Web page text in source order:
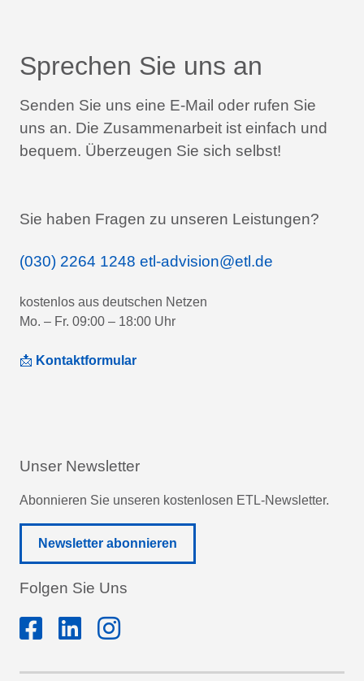
Sprechen Sie uns an
Senden Sie uns eine E-Mail oder rufen Sie
uns an. Die Zusammenarbeit ist einfach und
bequem. Überzeugen Sie sich selbst!
Sie haben Fragen zu unseren Leistungen?
(030) 2264 1248 etl-advision@etl.de
kostenlos aus deutschen Netzen
Mo. – Fr. 09:00 – 18:00 Uhr
📩 Kontaktformular
Unser Newsletter
Abonnieren Sie unseren kostenlosen ETL-Newsletter.
Newsletter abonnieren
Folgen Sie Uns